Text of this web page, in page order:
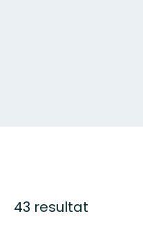
43 resultat